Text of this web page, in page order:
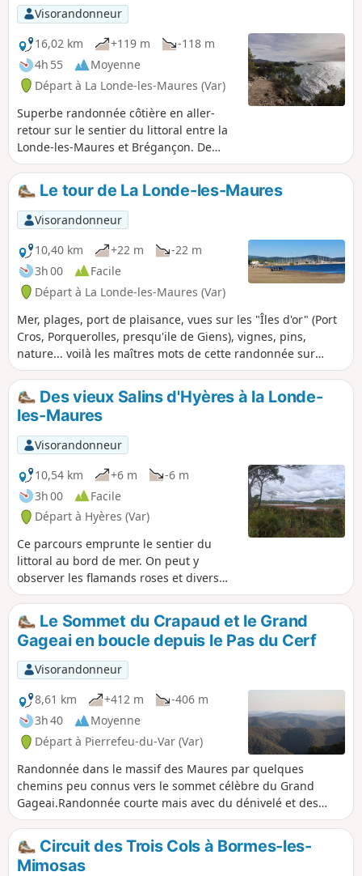
Visorandonneur
16,02 km
+119 m
-118 m
4h 55
Moyenne
Départ à La Londe-les-Maures (Var)
Superbe randonnée côtière en aller-
retour sur le sentier du littoral entre la
Londe-les-Maures et Brégançon. De
nombreuses plages en cours de route.
Le tour de La Londe-les-Maures
Visorandonneur
10,40 km
+22 m
-22 m
3h 00
Facile
Départ à La Londe-les-Maures (Var)
Mer, plages, port de plaisance, vues sur les "Îles d'or" (Port
Cros, Porquerolles, presqu'ile de Giens), vignes, pins,
nature... voilà les maîtres mots de cette randonnée sur
terrain totalement plat, essentiellement sur sentier
piétons/vélos. Cette randonnée accessible à tous par tous
temps et en toutes saisons vous fera découvrir la
charmante commune de La Londe-les-Maures avec ses jolis
paysages de Provence (terres et mer). Sur ce parcours, vous
trouverez de l'eau potable, des toilettes et de nombreux
restaurants aux abords du port de plaisance.
Des vieux Salins d'Hyères à la Londe-
les-Maures
Visorandonneur
10,54 km
+6 m
-6 m
3h 00
Facile
Départ à Hyères (Var)
Ce parcours emprunte le sentier du
littoral au bord de mer. On peut y
observer les flamands roses et divers
oiseaux sur les anciens salins.
Le Sommet du Crapaud et le Grand
Gageai en boucle depuis le Pas du Cerf
Visorandonneur
8,61 km
+412 m
-406 m
3h 40
Moyenne
Départ à Pierrefeu-du-Var (Var)
Randonnée dans le massif des Maures par quelques
chemins peu connus vers le sommet célèbre du Grand
Gageai.Randonnée courte mais avec du dénivelé et des
passages par des sentiers peu fréquentés, souvent raides
et parfois envahis par la végétation.
Circuit des Trois Cols à Bormes-les-
Mimosas